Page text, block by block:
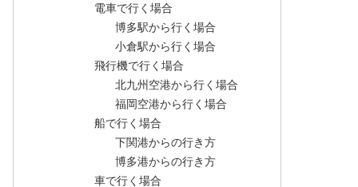
電車で行く場合
博多駅から行く場合
小倉駅から行く場合
飛行機で行く場合
北九州空港から行く場合
福岡空港から行く場合
船で行く場合
下関港からの行き方
博多港からの行き方
車で行く場合